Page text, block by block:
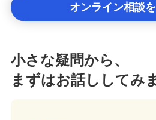
オンライン相談
小さな疑問から、
まずはお話ししてみ